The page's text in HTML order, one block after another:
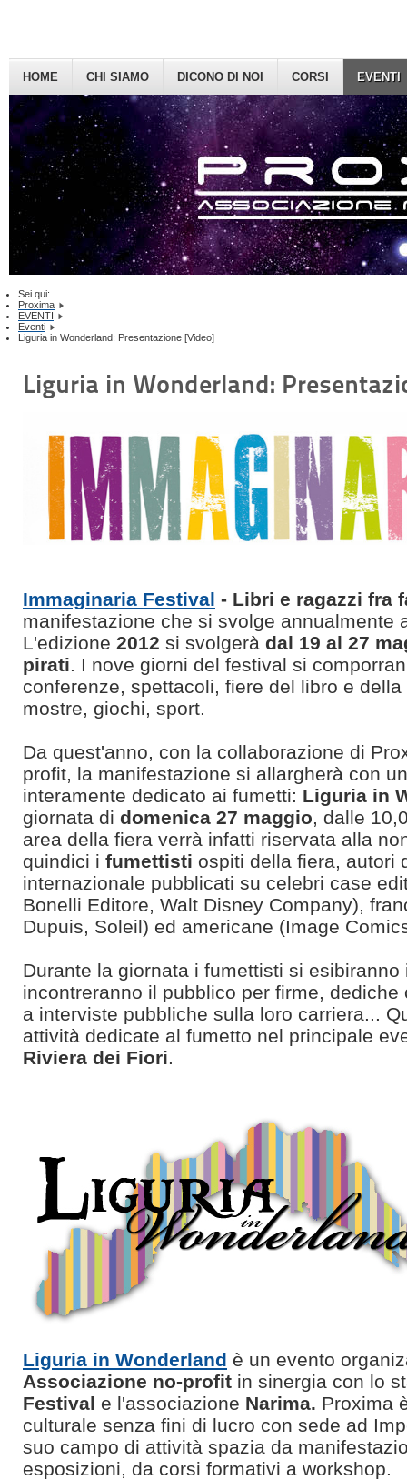
HOME CHI SIAMO DICONO DI NOI CORSI EVENTI
Sei qui:
Proxima
EVENTI
Eventi
Liguria in Wonderland: Presentazione [Video]
Liguria in Wonderland:
Immaginaria Festival - Libri e ragazzi fra
manifestazione che si svolge annualmente
L'edizione 2012 si svolgerà dal 19 al 27
pirati. I nove giorni del festival si
conferenze, spettacoli, fiere del libro e
mostre, giochi, sport.
Da quest'anno, con la collaborazione di
profit, la manifestazione si allargherà con
interamente dedicato ai fumetti: Liguria in
giornata di domenica 27 maggio, dalle
area della fiera verrà infatti riservata alla
quindici i fumettisti ospiti della fiera, autori
internazionale pubblicati su celebri case
Bonelli Editore, Walt Disney Company),
Dupuis, Soleil) ed americane (Image
Durante la giornata i fumettisti si
incontreranno il pubblico per firme,
a interviste pubbliche sulla loro carriera...
attività dedicate al fumetto nel principale
Riviera dei Fiori.
Liguria in Wonderland è un evento
Associazione no-profit in sinergia con lo
Festival e l'associazione Narima. Proxima
culturale senza fini di lucro con sede ad
suo campo di attività spazia da
esposizioni, da corsi formativi a workshop.